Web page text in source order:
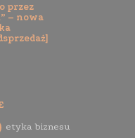
przez
– nowa
etyka biznesu